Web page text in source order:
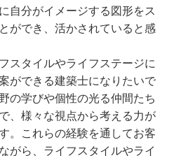
自分がイメージする図形をス
ができ、活かされていると感
スタイルやライフステージに
ができる建築士になりたいで
の学びや個性の光る仲間たち
、様々な視点から考える力が
。これらの経験を通してお客
がら、ライフスタイルやライ